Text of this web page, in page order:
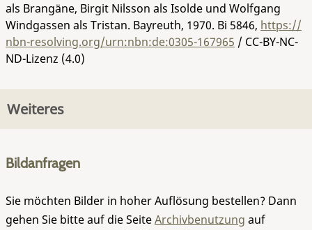
als Brangäne, Birgit Nilsson als Isolde und Wolfgang
Windgassen als Tristan. Bayreuth, 1970. Bi 5846, https://
nbn-resolving.org/urn:nbn:de:0305-167965 / CC-BY-NC-
ND-Lizenz (4.0)
Weiteres
Bildanfragen
Sie möchten Bilder in hoher Auflösung bestellen? Dann
gehen Sie bitte auf die SeiteArchivbenutzung auf